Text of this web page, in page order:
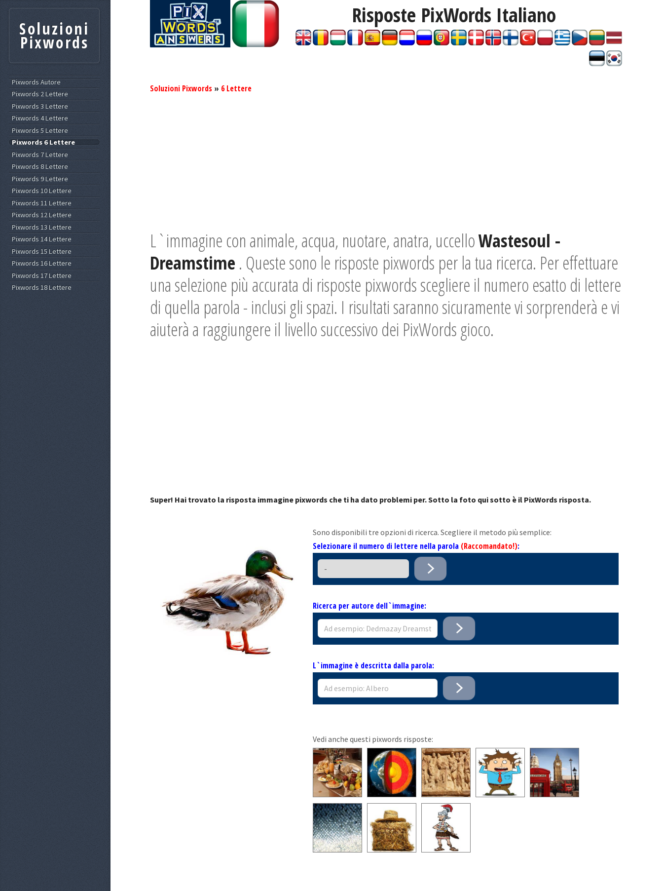
Risposte PixWords Italiano
Soluzioni Pixwords » 6 Lettere
L`immagine con animale, acqua, nuotare, anatra, uccelloWastesoul -
Dreamstime . Queste sono le risposte pixwords per la tua ricerca. Per effettuare
una selezione più accurata di risposte pixwords scegliere il numero esatto di lettere
di quella parola - inclusi gli spazi. I risultati saranno sicuramente vi sorprenderà e vi
aiuterà a raggiungere il livello successivo dei PixWords gioco.
Super! Hai trovato la risposta immagine pixwords che ti ha dato problemi per. Sotto la foto qui sotto è il PixWords risposta.
Sono disponibili tre opzioni di ricerca. Scegliere il metodo più semplice:
Selezionare il numero di lettere nella parola (Raccomandato!):
Ricerca per autore dell`immagine:
L`immagine è descritta dalla parola:
Vedi anche questi pixwords risposte:
Soluzioni
Pixwords
Pixwords Autore
Pixwords 2 Lettere
Pixwords 3 Lettere
Pixwords 4 Lettere
Pixwords 5 Lettere
Pixwords 6 Lettere
Pixwords 7 Lettere
Pixwords 8 Lettere
Pixwords 9 Lettere
Pixwords 10 Lettere
Pixwords 11 Lettere
Pixwords 12 Lettere
Pixwords 13 Lettere
Pixwords 14 Lettere
Pixwords 15 Lettere
Pixwords 16 Lettere
Pixwords 17 Lettere
Pixwords 18 Lettere